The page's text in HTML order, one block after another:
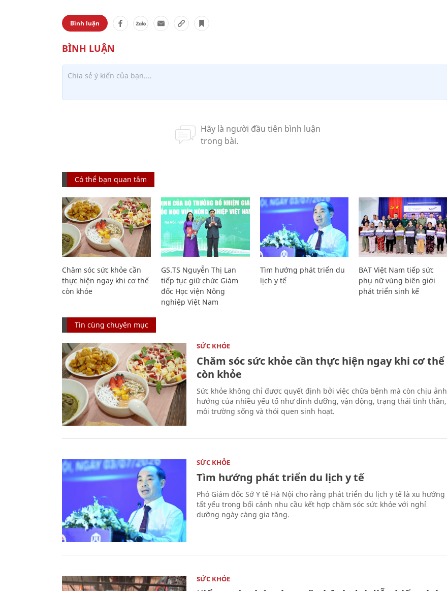
Bình luận
Có thể bạn quan tâm
Chăm sóc sức khỏe cần
thực hiện ngay khi cơ thể
còn khỏe
GS.TS Nguyễn Thị Lan
tiếp tục giữ chức Giám
đốc Học viện Nông
nghiệp Việt Nam
Tìm hướng phát triển du
lịch y tế
BAT Việt Nam tiếp sức
phụ nữ vùng biên giới
phát triển sinh kế
Tin cùng chuyên mục
SỨC KHỎE
Chăm sóc sức khỏe cần thực hiện ngay khi cơ thể
còn khỏe
Sức khỏe không chỉ được quyết định bởi việc chữa bệnh mà còn chịu ảnh
hưởng của nhiều yếu tố như dinh dưỡng, vận động, trạng thái tinh thần,
môi trường sống và thói quen sinh hoạt.
SỨC KHỎE
Tìm hướng phát triển du lịch y tế
Phó Giám đốc Sở Y tế Hà Nội cho rằng phát triển du lịch y tế là xu hướng
tất yếu trong bối cảnh nhu cầu kết hợp chăm sóc sức khỏe với nghỉ
dưỡng ngày càng gia tăng.
SỨC KHỎE